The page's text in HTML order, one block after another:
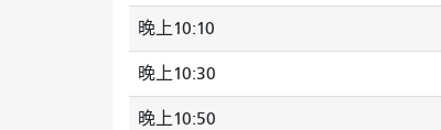
晚上10:10
晚上10:30
晚上10:50